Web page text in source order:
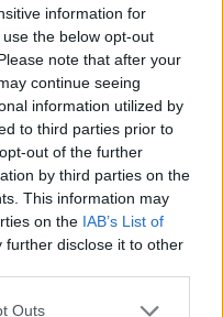
information for
the below opt-out
note that after your
continue seeing
information utilized by
to third parties prior to
out of the further
by third parties on the
This information may
on the IAB’s List of
further disclose it to other
Outs